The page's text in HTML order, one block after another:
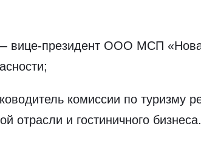
вице-президент ООО МСП «Новая
комиссии по туризму
отрасли и гостиничного бизнеса.